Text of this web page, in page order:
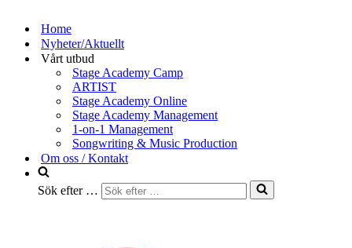
Home
Nyheter/Aktuellt
Vårt utbud
Stage Academy Camp
ARTIST
Stage Academy Online
Stage Academy Management
1-on-1 Management
Songwriting & Music Production
Om oss / Kontakt
Sök efter …